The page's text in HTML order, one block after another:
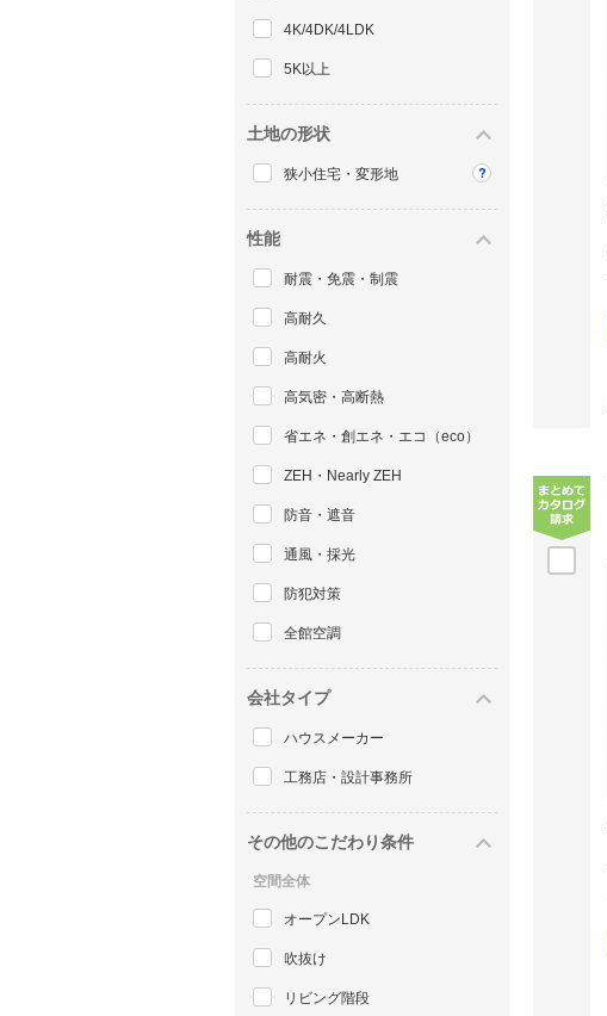
4K/4DK/4LDK
5K以上
土地の形状
狭小住宅・変形地
性能
耐震・免震・制震
高耐久
高耐火
高気密・高断熱
省エネ・創エネ・エコ（eco）
ZEH・Nearly ZEH
防音・遮音
通風・採光
防犯対策
全館空調
会社タイプ
ハウスメーカー
工務店・設計事務所
その他のこだわり条件
空間全体
オープンLDK
吹抜け
リビング階段